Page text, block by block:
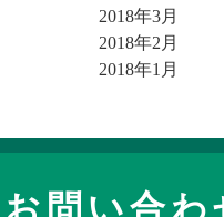
2018年3月
2018年2月
2018年1月
お問い合わ